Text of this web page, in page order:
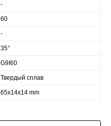
-
60
-
35°
G9I60
Твердый сплав
65x14x14 mm